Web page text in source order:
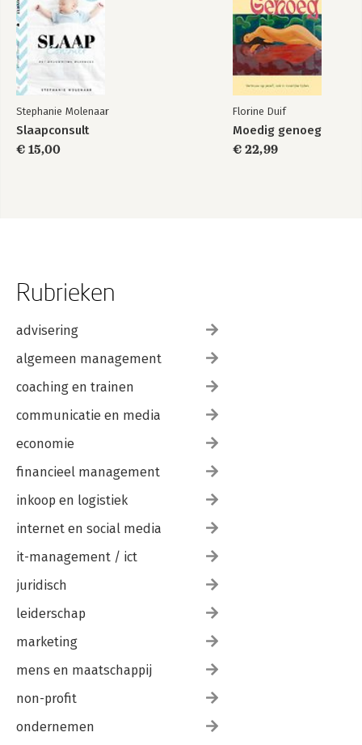
Stephanie Molenaar
Slaapconsult
€ 15,00
Florine Duif
Moedig genoeg
€ 22,99
Rubrieken
advisering
algemeen management
coaching en trainen
communicatie en media
economie
financieel management
inkoop en logistiek
internet en social media
it-management / ict
juridisch
leiderschap
marketing
mens en maatschappij
non-profit
ondernemen